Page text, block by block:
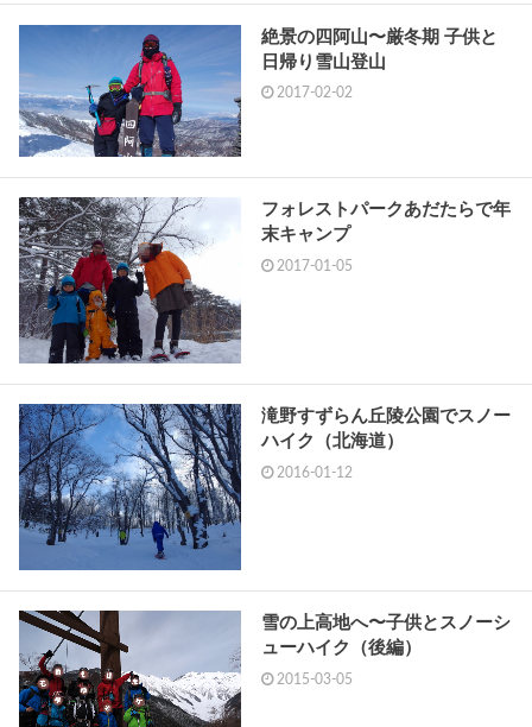
絶景の四阿山〜厳冬期 子供と
日帰り雪山登山
2017-02-02
フォレストパークあだたらで年
末キャンプ
2017-01-05
滝野すずらん丘陵公園でスノー
ハイク（北海道）
2016-01-12
雪の上高地へ〜子供とスノーシ
ューハイク（後編）
2015-03-05